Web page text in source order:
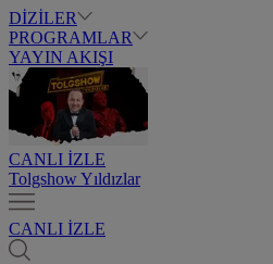
DİZİLER
PROGRAMLAR
YAYIN AKIŞI
CANLI İZLE
Tolgshow Yıldızlar
CANLI İZLE